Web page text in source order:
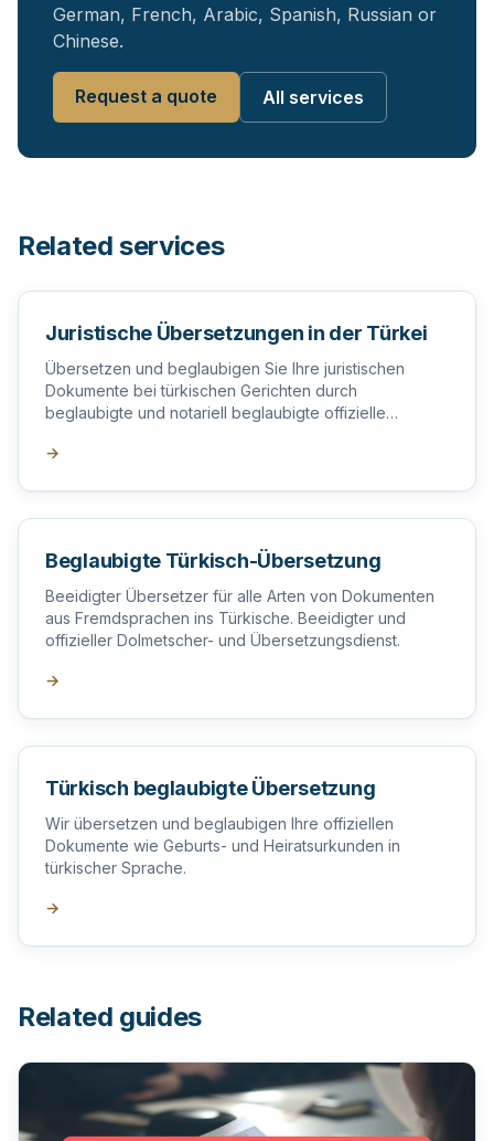
German, French, Arabic, Spanish, Russian or
Chinese.
Request a quote All services
Related services
Juristische Übersetzungen in der Türkei
Übersetzen und beglaubigen Sie Ihre juristischen
Dokumente bei türkischen Gerichten durch
beglaubigte und notariell beglaubigte offizielle
→
Beglaubigte Türkisch-Übersetzung
Beeidigter Übersetzer für alle Arten von Dokumenten
aus Fremdsprachen ins Türkische. Beeidigter und
offizieller Dolmetscher- und Übersetzungsdienst.
→
Türkisch beglaubigte Übersetzung
Wir übersetzen und beglaubigen Ihre offiziellen
Dokumente wie Geburts- und Heiratsurkunden in
türkischer Sprache.
→
Related guides